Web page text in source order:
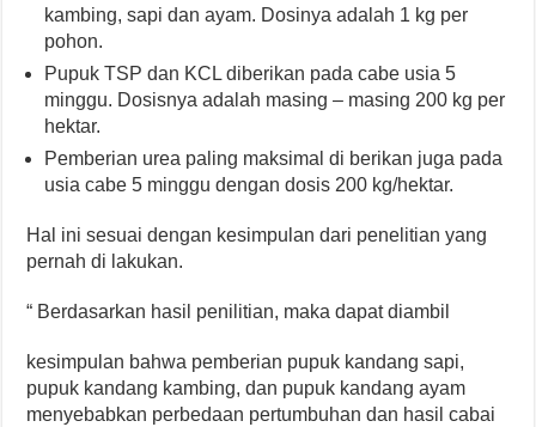
kambing, sapi dan ayam. Dosinya adalah 1 kg per
pohon.
Pupuk TSP dan KCL diberikan pada cabe usia 5
minggu. Dosisnya adalah masing – masing 200 kg per
hektar.
Pemberian urea paling maksimal di berikan juga pada
usia cabe 5 minggu dengan dosis 200 kg/hektar.
Hal ini sesuai dengan kesimpulan dari penelitian yang
pernah di lakukan.
“ Berdasarkan hasil penilitian, maka dapat diambil
kesimpulan bahwa pemberian pupuk kandang sapi,
pupuk kandang kambing, dan pupuk kandang ayam
menyebabkan perbedaan pertumbuhan dan hasil cabai